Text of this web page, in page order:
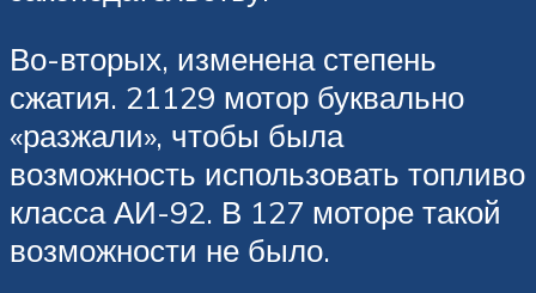
Во-вторых, изменена степень
сжатия. 21129 мотор буквально
«разжали», чтобы была
возможность использовать топливо
класса АИ-92. В 127 моторе такой
возможности не было.